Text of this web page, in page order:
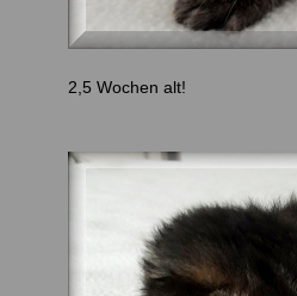
2,5 Wochen alt!